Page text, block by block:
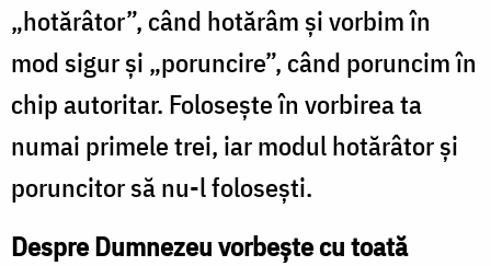
„hotărâtor”, când hotărâm și vorbim în
mod sigur și „poruncire”, când poruncim în
chip autoritar. Folosește în vorbirea ta
numai primele trei, iar modul hotărâtor și
poruncitor să nu-l folosești.
Despre Dumnezeu vorbește cu toată